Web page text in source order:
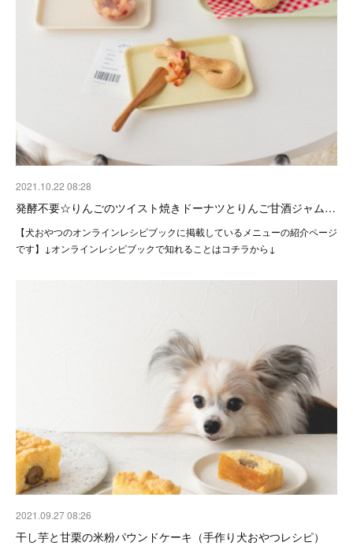
2021.10.22 08:28
発酵不要☆りんごのツイスト焼きドーナツとりんご甘酒ジャム…
【犬おやつのオンラインレシピブックに掲載しているメニューの紹介ページ
です】↓オンラインレシピブックで知れることはコチラから↓
2021.09.27 08:26
干し芋と甘栗の米粉パウンドケーキ（手作り犬おやつレシピ）